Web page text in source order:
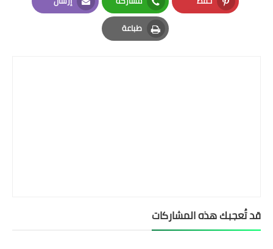
Pinterest
Whatsapp
Email
طباعة
Print
قد تُعجبك هذه المشاركات